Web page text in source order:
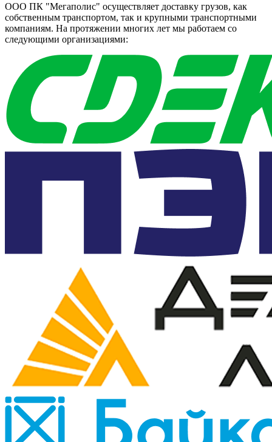
ООО ПК "Мегаполис" осуществляет доставку грузов, как
собственным транспортом, так и крупными транспортными
компаниям. На протяжении многих лет мы работаем со
следующими организациями: